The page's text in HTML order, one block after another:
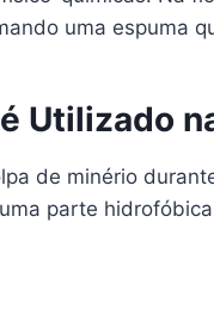
uma espuma
Utilizado
de minério
parte